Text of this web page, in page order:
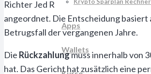
Apps
Wallets
Richter Jed Rakoff vom Southern
angeordnet. Die Entscheidung basiert
Betrugsfall der vergangenen Jahre.
Die Rückzahlungmuss innerhalb von
hat. Das Gericht hat zusätzlich eine